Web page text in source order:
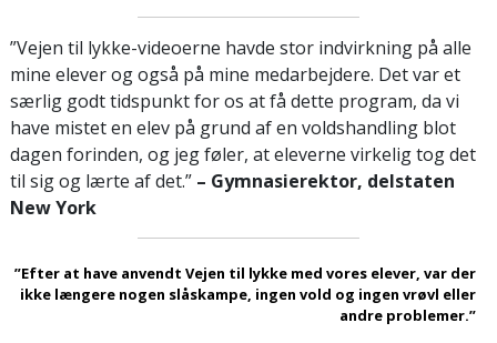
”Vejen til lykke-videoerne havde stor indvirkning på alle
mine elever og også på mine medarbejdere. Det var et
særlig godt tidspunkt for os at få dette program, da vi
have mistet en elev på grund af en voldshandling blot
dagen forinden, og jeg føler, at eleverne virkelig tog det
til sig og lærte af det.” – Gymnasierektor, delstaten
New York
”Efter at have anvendt Vejen til lykke med vores elever, var der
ikke længere nogen slåskampe, ingen vold og ingen vrøvl eller
andre problemer.”